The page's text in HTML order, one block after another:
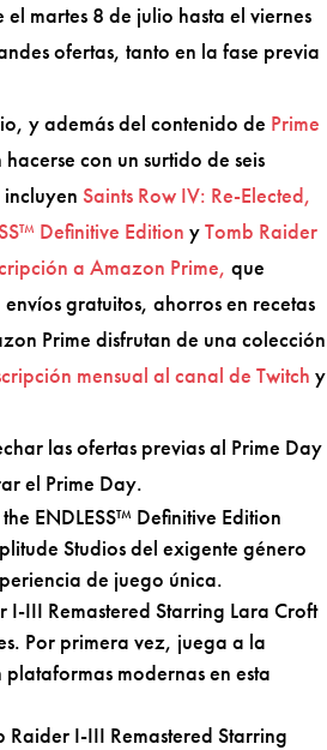
martes 8 de julio hasta el viernes
ofertas, tanto en la fase previa
y además del contenido de Prime
con un surtido de seis
incluyenSaints Row IV: Re-Elected,
Definitive Edition yTomb Raider
a Amazon Prime, que
gratuitos, ahorros en recetas
Prime disfrutan de una colección
mensual al canal de Twitch y
las ofertas previas al Prime Day
el Prime Day.
ENDLESS™ Definitive Edition
Studios del exigente género
de juego única.
III Remastered Starring Lara Croft
Por primera vez, juega a la
modernas en esta
Raider I-III Remastered Starring